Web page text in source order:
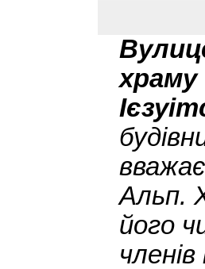
храму
Альп.
його